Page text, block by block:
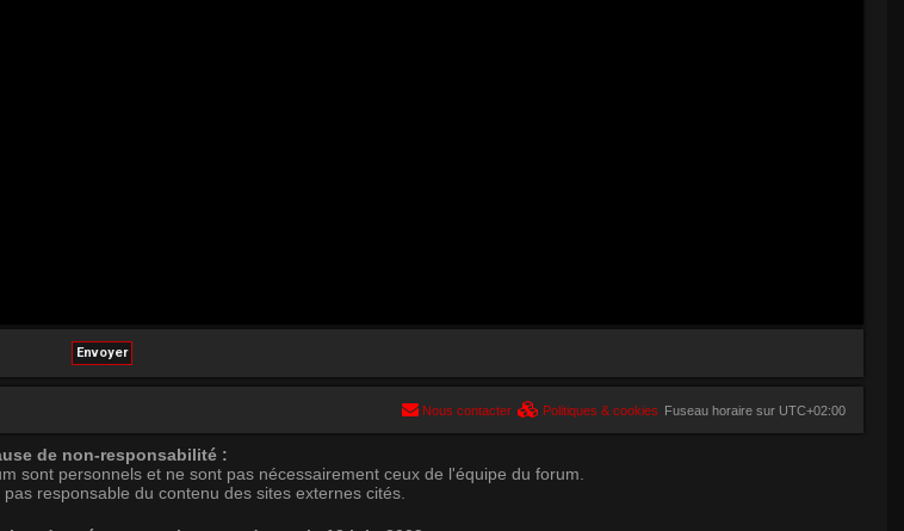
Fuseau horaire sur UTC+02:00
Politiques & cookies
Nous contacter
de non-responsabilité :
sont personnels et ne sont pas nécessairement ceux de l'équipe du forum.
responsable du contenu des sites externes cités.